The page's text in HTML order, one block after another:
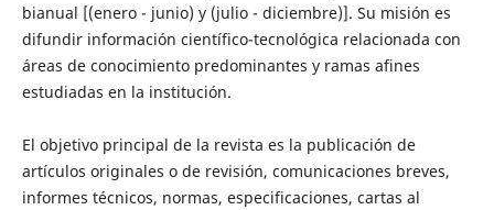
bianual [(enero - junio) y (julio - diciembre)]. Su misión es
difundir información científico-tecnológica relacionada con
áreas de conocimiento predominantes y ramas afines
estudiadas en la institución.
El objetivo principal de la revista es la publicación de
artículos originales o de revisión, comunicaciones breves,
informes técnicos, normas, especificaciones, cartas al